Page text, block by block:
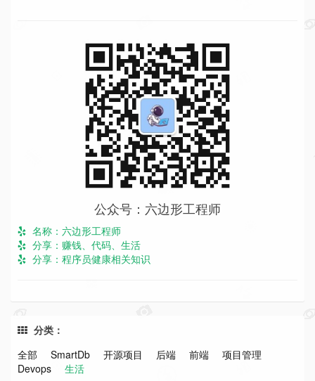
公众号：六边形工程师
名称：六边形工程师
分享：赚钱、代码、生活
分享：程序员健康相关知识
分类：
全部
SmartDb 开源项目 后端 前端
项目管理
Devops
生活